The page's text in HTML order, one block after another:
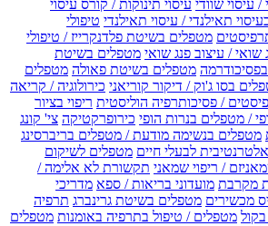
/ עיסוי שוודי עיסוי תינוקות / קורס עיסוי
תאילנדי / עיסוי תאילנדי טיפולי
מטפלים בשיטת פלדנקרייז / טיפולי
שואי / עיצוב פנג שואי מטפלים בשיטת
בפסיכודרמה מטפלים בשיטת פאולה מטפלים
בסו ג'וק / דיקור קוריאני כירולוגיה / קריאה
/ פסיכותרפיה הוליסטית ריפוי בציור
/ מטפלים בנרות הופי כירופרקטיקה צי' קונג
מטפלים בנשימה מודעת / מטפלים בריברסינג
לבעלי חיים מטפלים לשיקום
/ ריפוי שמאני תקשורת לא אלימה /
מקרבת מועדוני בריאות / ספא מדריכי
מכשירים מטפלים בשיטת גרינברג תרפיה
מטפלים / טיפול בתרפיה באומנות מטפלים